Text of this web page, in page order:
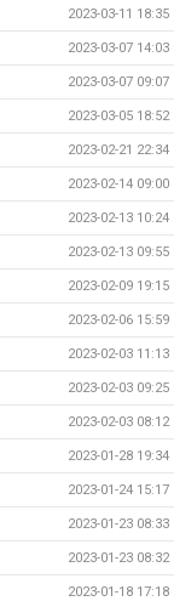
2023-03-11 18:35
2023-03-07 14:03
2023-03-07 09:07
2023-03-05 18:52
2023-02-21 22:34
2023-02-14 09:00
2023-02-13 10:24
2023-02-13 09:55
2023-02-09 19:15
2023-02-06 15:59
2023-02-03 11:13
2023-02-03 09:25
2023-02-03 08:12
2023-01-28 19:34
2023-01-24 15:17
2023-01-23 08:33
2023-01-23 08:32
2023-01-18 17:18